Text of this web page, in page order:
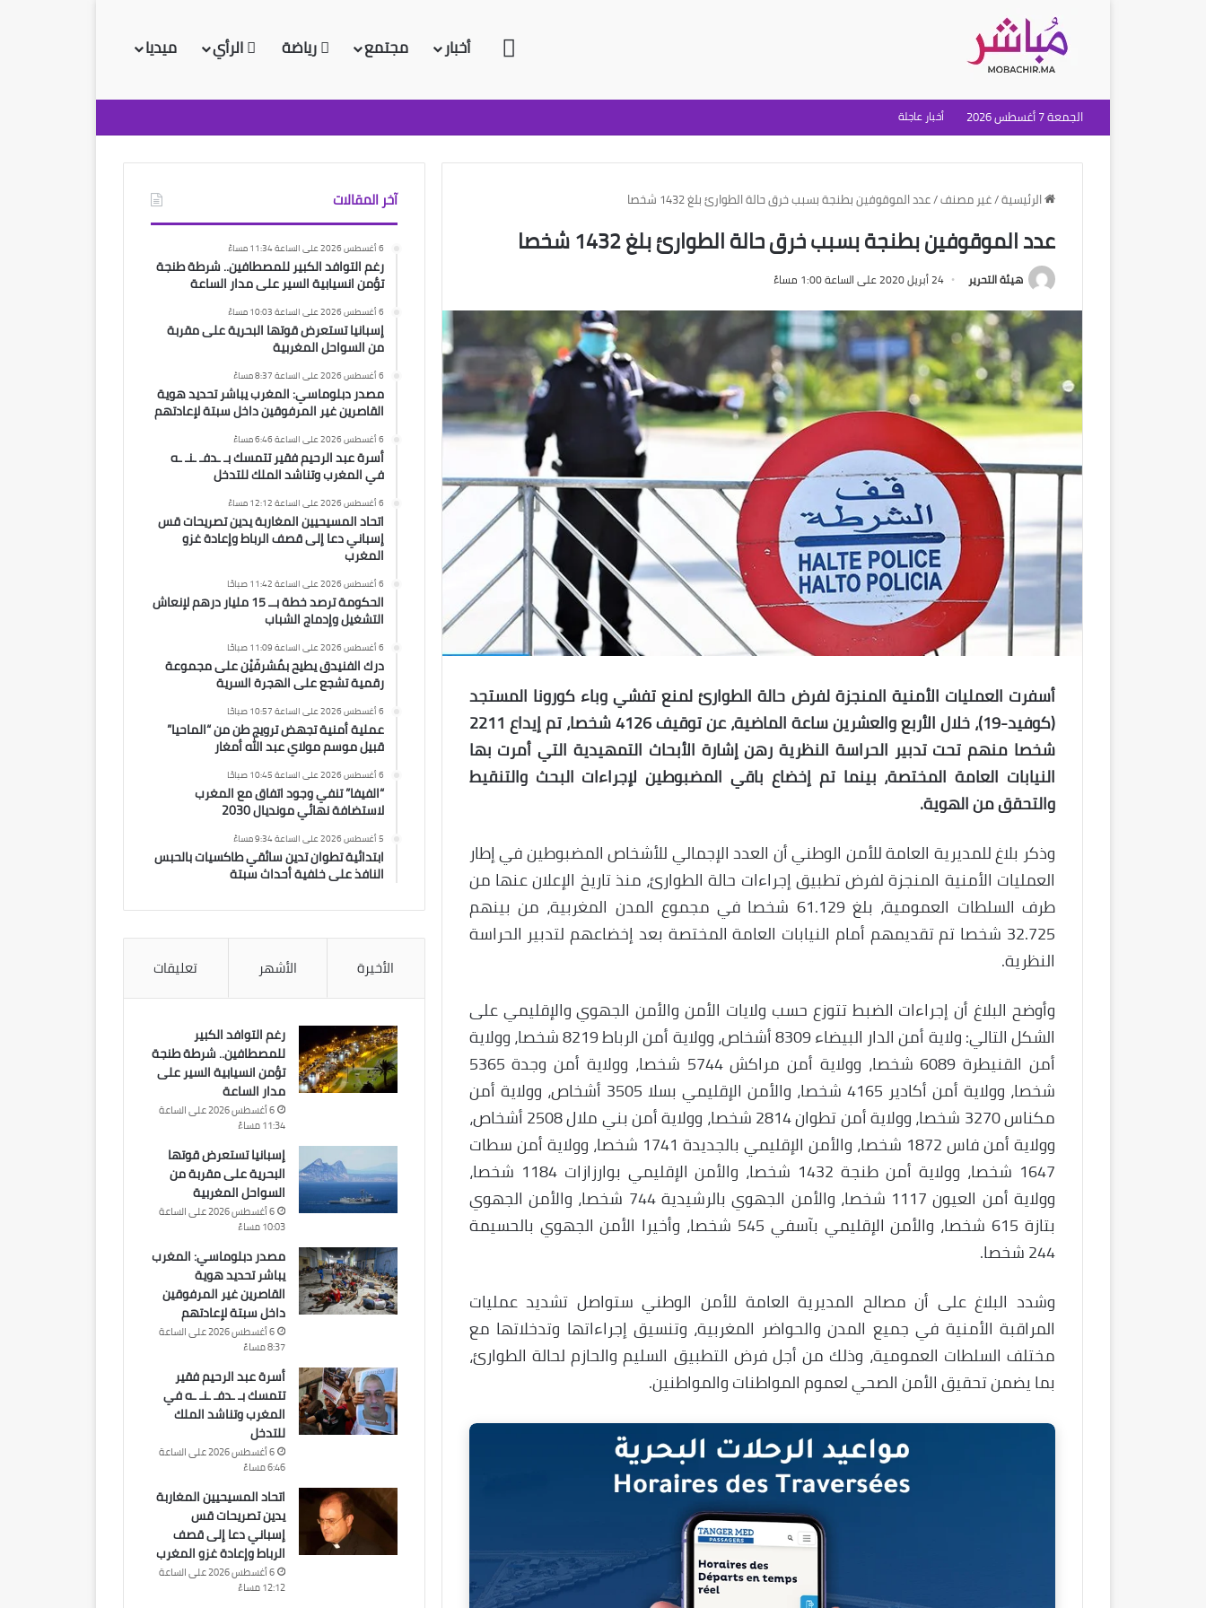
الرئيسية
أخبار مجتمع رياضة الرأي ميديا
الجمعة 7 أغسطس 2026 أخبار عاجلة
الرئيسية/غير مصنف/عدد الموقوفين بطنجة بسبب خرق حالة الطوارئ بلغ 1432 شخصا
عدد الموقوفين بطنجة بسبب خرق حالة الطوارئ بلغ 1432 شخصا
هيئة التحرير 24 أبريل 2020 على الساعة 1:00 مساءً
أسفرت العمليات الأمنية المنجزة لفرض حالة الطوارئ لمنع تفشي وباء كورونا المستجد
(كوفيد-19)، خلال الأربع والعشرين ساعة الماضية، عن توقيف 4126 شخصا، تم إيداع 2211
شخصا منهم تحت تدبير الحراسة النظرية رهن إشارة الأبحاث التمهيدية التي أمرت بها
النيابات العامة المختصة، بينما تم إخضاع باقي المضبوطين لإجراءات البحث والتنقيط
والتحقق من الهوية.
وذكر بلاغ للمديرية العامة للأمن الوطني أن العدد الإجمالي للأشخاص المضبوطين في إطار
العمليات الأمنية المنجزة لفرض تطبيق إجراءات حالة الطوارئ، منذ تاريخ الإعلان عنها من
طرف السلطات العمومية، بلغ 61.129 شخصا في مجموع المدن المغربية، من بينهم
32.725 شخصا تم تقديمهم أمام النيابات العامة المختصة بعد إخضاعهم لتدبير الحراسة
النظرية.
وأوضح البلاغ أن إجراءات الضبط تتوزع حسب ولايات الأمن والأمن الجهوي والإقليمي على
الشكل التالي: ولاية أمن الدار البيضاء 8309 أشخاص، وولاية أمن الرباط 8219 شخصا، وولاية
أمن القنيطرة 6089 شخصا، وولاية أمن مراكش 5744 شخصا، وولاية أمن وجدة 5365
شخصا، وولاية أمن أكادير 4165 شخصا، والأمن الإقليمي بسلا 3505 أشخاص، وولاية أمن
مكناس 3270 شخصا، وولاية أمن تطوان 2814 شخصا، وولاية أمن بني ملال 2508 أشخاص،
وولاية أمن فاس 1872 شخصا، والأمن الإقليمي بالجديدة 1741 شخصا، وولاية أمن سطات
1647 شخصا، وولاية أمن طنجة 1432 شخصا، والأمن الإقليمي بوارزازات 1184 شخصا،
وولاية أمن العيون 1117 شخصا، والأمن الجهوي بالرشيدية 744 شخصا، والأمن الجهوي
بتازة 615 شخصا، والأمن الإقليمي بآسفي 545 شخصا، وأخيرا الأمن الجهوي بالحسيمة
244 شخصا.
وشدد البلاغ على أن مصالح المديرية العامة للأمن الوطني ستواصل تشديد عمليات
المراقبة الأمنية في جميع المدن والحواضر المغربية، وتنسيق إجراءاتها وتدخلاتها مع
مختلف السلطات العمومية، وذلك من أجل فرض التطبيق السليم والحازم لحالة الطوارئ،
بما يضمن تحقيق الأمن الصحي لعموم المواطنات والمواطنين.
آخر المقالات
6 أغسطس 2026 على الساعة 11:34 مساءً
رغم التوافد الكبير للمصطافين.. شرطة طنجة
تؤمن انسيابية السير على مدار الساعة
6 أغسطس 2026 على الساعة 10:03 مساءً
إسبانيا تستعرض قوتها البحرية على مقربة
من السواحل المغربية
6 أغسطس 2026 على الساعة 8:37 مساءً
مصدر دبلوماسي: المغرب يباشر تحديد هوية
القاصرين غير المرفوقين داخل سبتة لإعادتهم
6 أغسطس 2026 على الساعة 6:46 مساءً
أسرة عبد الرحيم فقير تتمسك بـ ـدفـ ـنـ ـه
في المغرب وتناشد الملك للتدخل
6 أغسطس 2026 على الساعة 12:12 مساءً
اتحاد المسيحيين المغاربة يدين تصريحات قس
إسباني دعا إلى قصف الرباط وإعادة غزو
المغرب
6 أغسطس 2026 على الساعة 11:42 صباحًا
الحكومة ترصد خطة بــ 15 مليار درهم لإنعاش
التشغيل وإدماج الشباب
6 أغسطس 2026 على الساعة 11:09 صباحًا
درك الفنيدق يطيح بمُشرفَيْن على مجموعة
رقمية تشجع على الهجرة السرية
6 أغسطس 2026 على الساعة 10:57 صباحًا
عملية أمنية تجهض ترويج طن من “الماحيا”
قبيل موسم مولاي عبد الله أمغار
6 أغسطس 2026 على الساعة 10:45 صباحًا
“الفيفا” تنفي وجود اتفاق مع المغرب
لاستضافة نهائي مونديال 2030
5 أغسطس 2026 على الساعة 9:34 مساءً
ابتدائية تطوان تدين سائقي طاكسيات بالحبس
النافذ على خلفية أحداث سبتة
الأخيرة الأشهر تعليقات
رغم التوافد الكبير
للمصطافين.. شرطة طنجة
تؤمن انسيابية السير على
مدار الساعة
6 أغسطس 2026 على الساعة
11:34 مساءً
إسبانيا تستعرض قوتها
البحرية على مقربة من
السواحل المغربية
6 أغسطس 2026 على الساعة
10:03 مساءً
مصدر دبلوماسي: المغرب
يباشر تحديد هوية
القاصرين غير المرفوقين
داخل سبتة لإعادتهم
6 أغسطس 2026 على الساعة
8:37 مساءً
أسرة عبد الرحيم فقير
تتمسك بـ ـدفـ ـنـ ـه في
المغرب وتناشد الملك
للتدخل
6 أغسطس 2026 على الساعة
6:46 مساءً
اتحاد المسيحيين المغاربة
يدين تصريحات قس
إسباني دعا إلى قصف
الرباط وإعادة غزو المغرب
6 أغسطس 2026 على الساعة
12:12 مساءً